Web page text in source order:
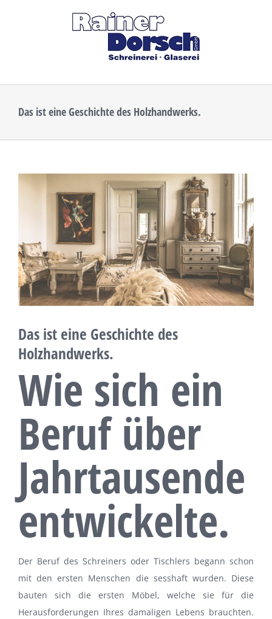
Das ist eine Geschichte des Holzhandwerks.
Zeige
Das ist eine Geschichte des
Holzhandwerks.
Wie sich ein
Beruf über
Jahrtausende
entwickelte.
Der Beruf des Schreiners oder Tischlers begann schon
mit den ersten Menschen die sesshaft wurden. Diese
bauten sich die ersten Möbel, welche sie für die
Herausforderungen Ihres damaligen Lebens brauchten.